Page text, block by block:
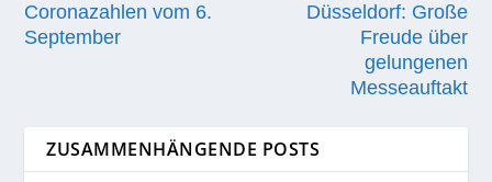
Coronazahlen vom 6.
September
Düsseldorf: Große
Freude über
gelungenen
Messeauftakt
ZUSAMMENHÄNGENDE POSTS